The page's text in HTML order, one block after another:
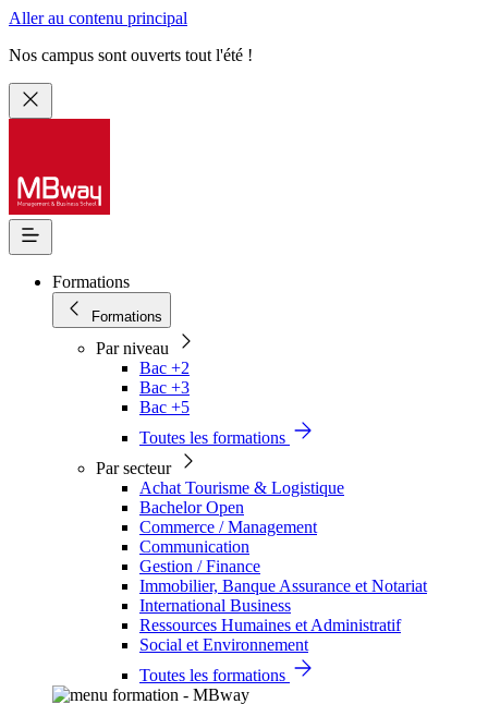
Aller au contenu principal
Nos campus sont ouverts tout l'été !
Formations
Formations
Par niveau
Bac +2
Bac +3
Bac +5
Toutes les formations
Par secteur
Achat Tourisme & Logistique
Bachelor Open
Commerce / Management
Communication
Gestion / Finance
Immobilier, Banque Assurance et Notariat
International Business
Ressources Humaines et Administratif
Social et Environnement
Toutes les formations